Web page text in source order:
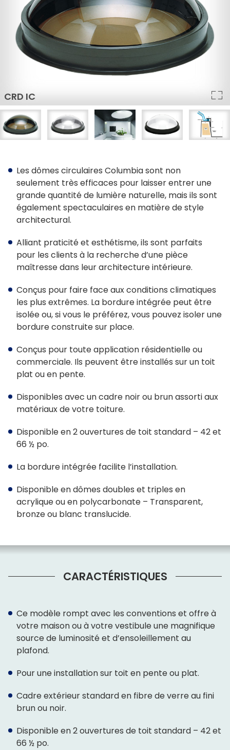
Architectes
Déclaration LEED
Options de vitrage et de cadre
ENERGY STAR®
Triple vitrage sur tous les produits
Acrylique ou verre
Montage à cadre intégré ou montage sur cadre
Couleurs du cadre
Outils et ressources
Dimensions Standard
Instructions d’installation
Dessins et caractéristiques
Garantie
Site web affilié
FAKRO
Les dômes circulaires Columbia sont non
seulement très efficaces pour laisser entrer une
grande quantité de lumière naturelle, mais ils sont
également spectaculaires en matière de style
architectural.
Alliant praticité et esthétisme, ils sont parfaits
pour les clients à la recherche d’une pièce
maîtresse dans leur architecture intérieure.
Conçus pour faire face aux conditions climatiques
les plus extrêmes. La bordure intégrée peut être
isolée ou, si vous le préférez, vous pouvez isoler une
bordure construite sur place.
Conçus pour toute application résidentielle ou
commerciale. Ils peuvent être installés sur un toit
plat ou en pente.
Disponibles avec un cadre noir ou brun assorti aux
matériaux de votre toiture.
Disponible en 2 ouvertures de toit standard – 42 et
66 ½ po.
La bordure intégrée facilite l’installation.
Disponible en dômes doubles et triples en
acrylique ou en polycarbonate – Transparent,
bronze ou blanc translucide.
CARACTÉRISTIQUES
Ce modèle rompt avec les conventions et offre à
votre maison ou à votre vestibule une magnifique
source de luminosité et d’ensoleillement au
plafond.
Pour une installation sur toit en pente ou plat.
Cadre extérieur standard en fibre de verre au fini
brun ou noir.
Disponible en 2 ouvertures de toit standard – 42 et
66 ½ po.